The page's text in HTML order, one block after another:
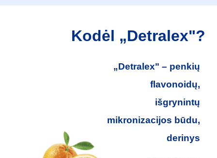
Kodėl „Detralex"?
„Detralex" – penkių
flavonoidų,
išgrynintų
mikronizacijos būdu,
derinys